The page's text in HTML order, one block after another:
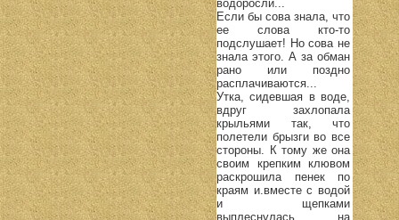
водоросли...
Если бы сова знала, что
ее слова кто-то
подслушает! Но сова не
знала этого. А за обман
рано или поздно
расплачиваются...
Утка, сидевшая в воде,
вдруг захлопала
крыльями так, что
полетели брызги во все
стороны. К тому же она
своим крепким клювом
раскрошила пенек по
краям и.вместе с водой
и щепками
выплеснулась на